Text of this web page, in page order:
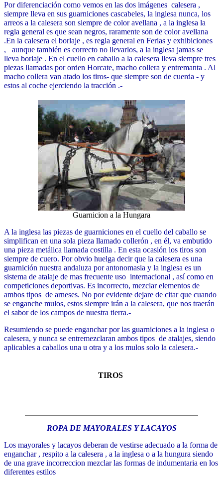
Por diferenciación como vemos en las dos imágenes calesera ,
siempre lleva en sus guarniciones cascabeles, la inglesa nunca, los
arreos a la calesera son siempre de color avellana , a la inglesa la
regla general es que sean negros, raramente son de color avellana
.En la calesera el borlaje , es regla general en Ferias y exhibiciones
, aunque también es correcto no llevarlos, a la inglesa jamas se
lleva borlaje . En el cuello en caballo a la calesera lleva siempre tres
piezas llamadas por orden Horcate, macho collera y entremanta . Al
macho collera van atado los tiros- que siempre son de cuerda - y
estos al coche ejerciendo la tracción .-
Guarnicion a la Hungara
A la inglesa las piezas de guarniciones en el cuello del caballo se
simplifican en una sola pieza llamado collerón , en él, va embutido
una pieza metálica llamada costilla . En esta ocasión los tiros son
siempre de cuero. Por obvio huelga decir que la calesera es una
guarnición nuestra andaluza por antonomasia y la inglesa es un
sistema de atalaje de mas frecuente uso internacional , así como en
competiciones deportivas. Es incorrecto, mezclar elementos de
ambos tipos de arneses. No por evidente dejare de citar que cuando
se enganche mulos, estos siempre irán a la calesera, que nos traerán
el sabor de los campos de nuestra tierra.-
Resumiendo se puede enganchar por las guarniciones a la inglesa o
calesera, y nunca se entremezclaran ambos tipos de atalajes, siendo
aplicables a caballos una u otra y a los mulos solo la calesera.-
TIROS
ROPA DE MAYORALES Y LACAYOS
Los mayorales y lacayos deberan de vestirse adecuado a la forma de
enganchar , respito a la calesera , a la inglesa o a la hungura siendo
de una grave incorreccion mezclar las formas de indumentaria en los
diferentes estilos